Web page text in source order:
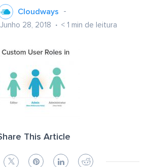
Cloudways
28, 2018 < 1 min de leitura
This Article